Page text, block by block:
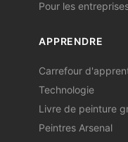
Pour les
APPRENDRE
Carrefour
Technologie
Livre de peinture
Peintres Arsenal